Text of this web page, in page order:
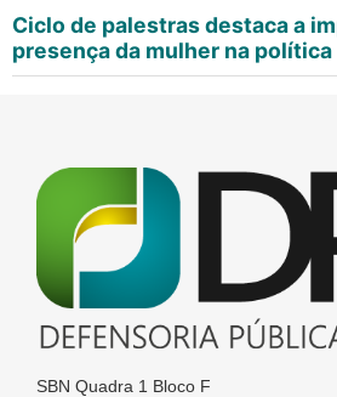
Ciclo de palestras destaca a
presença da mulher na política
SBN Quadra 1 Bloco F